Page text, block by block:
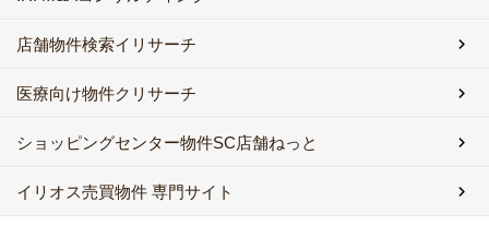
店舗物件検索イリサーチ
医療向け物件クリサーチ
ショッピングセンター物件SC店舗ねっと
イリオス売買物件 専門サイト